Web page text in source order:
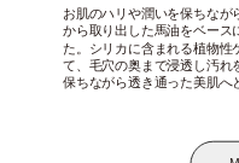
お肌のハリや潤いを保ちなが
から取り出した馬油をベース
た。シリカに含まれる植物性
て、毛穴の奥まで浸透し汚れ
保ちながら透き通った美肌へ